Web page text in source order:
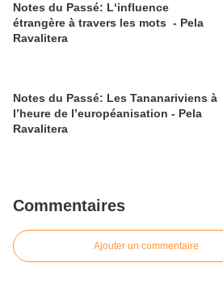
Notes du Passé: L‘influence
étrangère à travers les mots - Pela
Ravalitera
Notes du Passé: Les Tananariviens à
l’heure de l’européanisation - Pela
Ravalitera
Commentaires
Ajouter un commentaire